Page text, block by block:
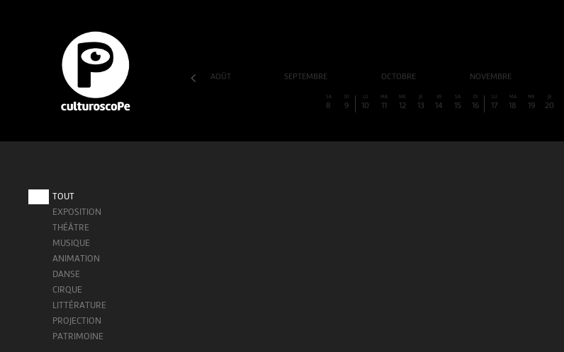
AOÛT SEPTEMBRE OCTOBRE NOVEMBRE
SA
8
DI
9
LU
10
MA
11
ME
12
JE
13
VE
14
SA
15
DI
16
LU
17
MA
18
ME
19
JE
20
TOUT
EXPOSITION
THÉÂTRE
MUSIQUE
ANIMATION
DANSE
CIRQUE
LITTÉRATURE
PROJECTION
PATRIMOINE